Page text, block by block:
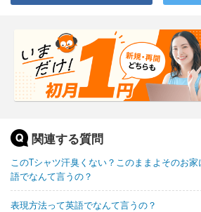
関連する質問
このTシャツ汗臭くない？このままよそのお
語でなんて言うの？
表現方法って英語でなんて言うの？